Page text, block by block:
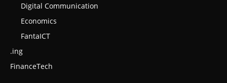
Digital Communication
Economics
FantaICT
.ing
FinanceTech